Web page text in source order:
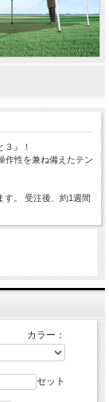
』！
作性を兼ね備えたテン
す。 受注後、約1週間
カラー：
セット